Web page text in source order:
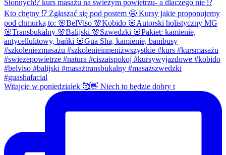
Witajcie w poniedziałek 🥰👋 Niech to będzie dobry t